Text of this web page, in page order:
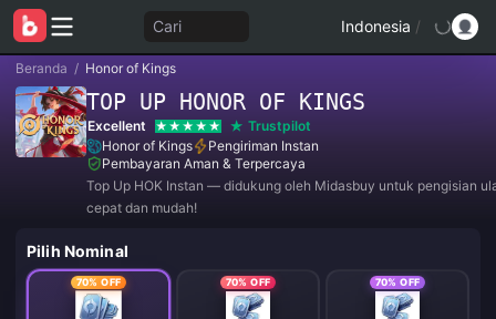
Cari Indonesia /
Beranda / Honor of Kings
TOP UP HONOR OF KINGS
Excellent
Trustpilot
Honor of Kings
Pengiriman Instan
Pembayaran Aman & Terpercaya
Top Up HOK Instan — didukung oleh Midasbuy untuk pengisian
cepat dan mudah!
Pilih Nominal
70% OFF 70% OFF 70% OFF